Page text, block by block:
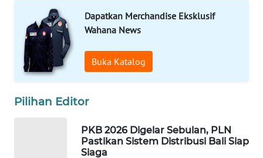
Dapatkan Merchandise Eksklusif
Wahana News
Buka Katalog
Pilihan Editor
PKB 2026 Digelar Sebulan, PLN
Pastikan Sistem Distribusi Bali Siap
Siaga
WATCH
MKLI